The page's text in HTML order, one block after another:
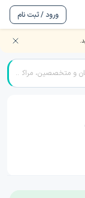
ورود / ثبت نام